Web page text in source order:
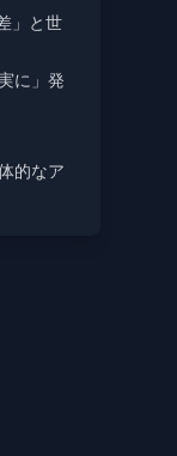
」と世
に」発
的なア